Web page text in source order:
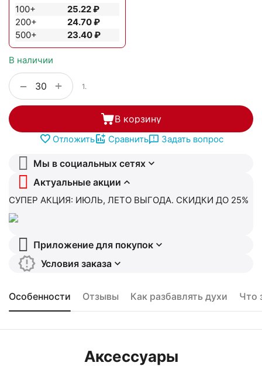
100+
200+
500+
25.22₽
24.70₽
23.40₽
В наличии
+
− 1.
В корзину
Отложить Сравнить Задать вопрос
Мы в социальных сетях
Актуальные акции
СУПЕР АКЦИЯ: ИЮЛЬ, ЛЕТО ВЫГОДА. СКИДКИ ДО 25%
Приложение для покупок
Условия заказа
Особенности Отзывы Как разбавлять духи Что
Аксессуары